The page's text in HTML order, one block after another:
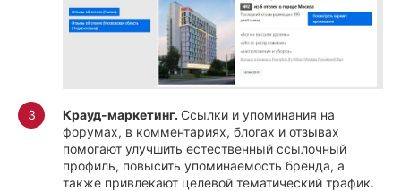
Крауд-маркетинг. Ссылки и упоминания на
форумах, в комментариях, блогах и отзывах
помогают улучшить естественный ссылочный
профиль, повысить упоминаемость бренда, а
также привлекают целевой тематический трафик.